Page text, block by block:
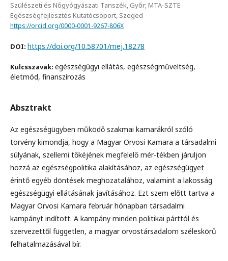
Szülészeti és Nőgyógyászati Tanszék, Győr; MTA-SZTE
Egészségfejlesztés Kutatócsoport, Szeged
https://orcid.org/0000-0001-9267-806X
DOI: https://doi.org/10.58701/mej.18278
Kulcsszavak: egészségügyi ellátás, egészségműveltség,
életmód, finanszírozás
Absztrakt
Az egészségügyben működő szakmai kamarákról szóló
törvény kimondja, hogy a Magyar Orvosi Kamara a társadalmi
súlyának, szellemi tőkéjének megfelelő mér-tékben járuljon
hozzá az egészségpolitika alakításához, az egészségügyet
érintő egyéb döntések meghozatalához, valamint a lakosság
egészségügyi ellátásának javításához. Ezt szem előtt tartva a
Magyar Orvosi Kamara február hónapban társadalmi
kampányt indított. A kampány minden politikai párttól és
szervezettől független, a magyar orvostársadalom széleskörű
felhatalmazásával bír.